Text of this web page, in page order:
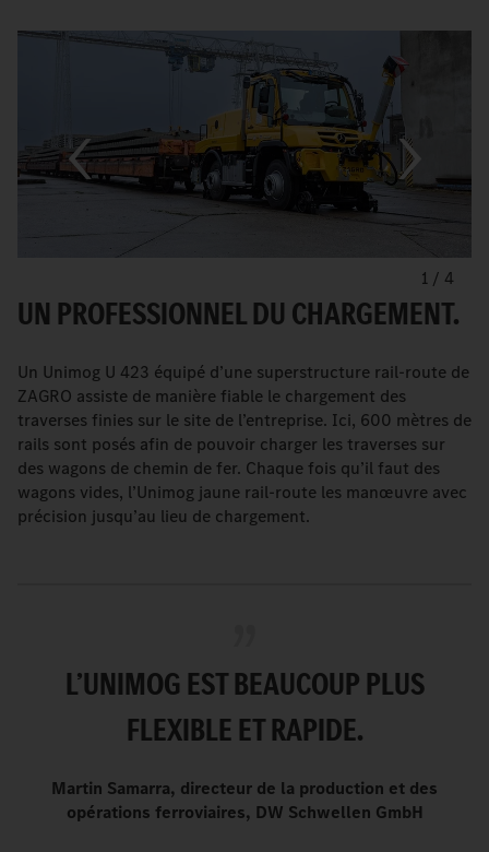
1 / 4
UN PROFESSIONNEL DU CHARGEMENT.
Un Unimog U 423 équipé d’une superstructure rail-route de
ZAGRO assiste de manière fiable le chargement des
traverses finies sur le site de l’entreprise. Ici, 600 mètres de
rails sont posés afin de pouvoir charger les traverses sur
des wagons de chemin de fer. Chaque fois qu’il faut des
wagons vides, l’Unimog jaune rail-route les manœuvre avec
précision jusqu’au lieu de chargement.
L’UNIMOG EST BEAUCOUP PLUS
FLEXIBLE ET RAPIDE.
Martin Samarra, directeur de la production et des
opérations ferroviaires, DW Schwellen GmbH